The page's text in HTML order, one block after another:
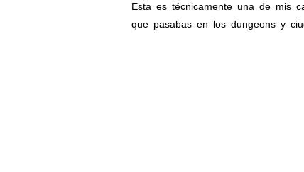
Esta es técnicamente una de mis
que pasabas en los dungeons y